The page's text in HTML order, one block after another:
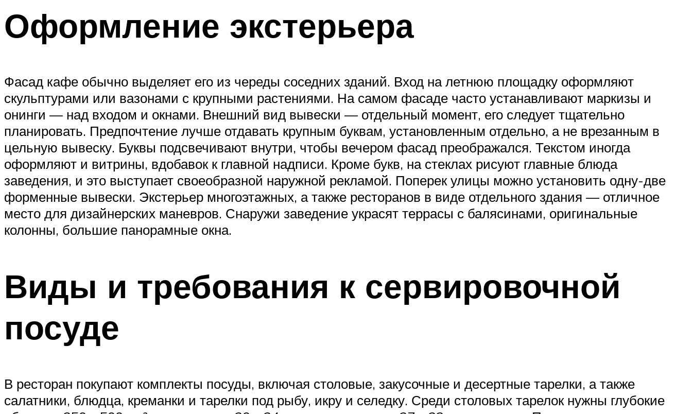
Оформление экстерьера
Фасад кафе обычно выделяет его из череды соседних зданий. Вход на летнюю площадку оформляют
скульптурами или вазонами с крупными растениями. На самом фасаде часто устанавливают маркизы и
онинги — над входом и окнами. Внешний вид вывески — отдельный момент, его следует тщательно
планировать. Предпочтение лучше отдавать крупным буквам, установленным отдельно, а не врезанным в
цельную вывеску. Буквы подсвечивают внутри, чтобы вечером фасад преображался. Текстом иногда
оформляют и витрины, вдобавок к главной надписи. Кроме букв, на стеклах рисуют главные блюда
заведения, и это выступает своеобразной наружной рекламой. Поперек улицы можно установить одну-две
форменные вывески. Экстерьер многоэтажных, а также ресторанов в виде отдельного здания — отличное
место для дизайнерских маневров. Снаружи заведение украсят террасы с балясинами, оригинальные
колонны, большие панорамные окна.
Виды и требования к сервировочной
посуде
В ресторан покупают комплекты посуды, включая столовые, закусочные и десертные тарелки, а также
салатники, блюдца, креманки и тарелки под рыбу, икру и селедку. Среди столовых тарелок нужны глубокие